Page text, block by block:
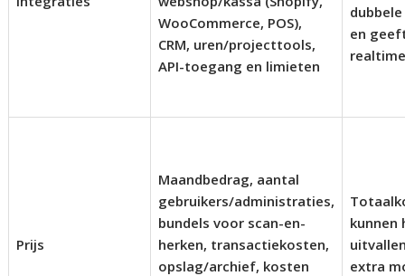
WooCommerce, POS),
CRM, uren/projecttools,
API-toegang en limieten
en
Prijs
Maandbedrag, aantal
gebruikers/administraties,
bundels voor scan-en-
herken, transactiekosten,
opslag/archief, kosten
kunnen
extra